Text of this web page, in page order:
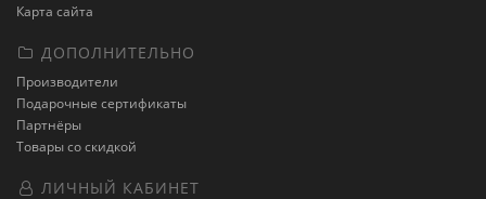
Карта сайта
ДОПОЛНИТЕЛЬНО
Производители
Подарочные сертификаты
Партнёры
Товары со скидкой
ЛИЧНЫЙ КАБИНЕТ